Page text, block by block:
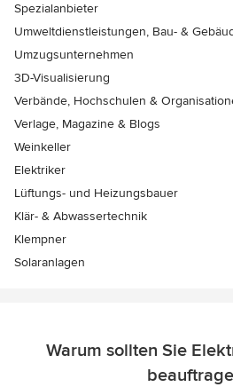
Spezialanbieter
Umweltdienstleistungen, Bau- &
Umzugsunternehmen
3D-Visualisierung
Verbände, Hochschulen &
Verlage, Magazine & Blogs
Weinkeller
Elektriker
Lüftungs- und Heizungsbauer
Klär- & Abwassertechnik
Klempner
Solaranlagen
Warum sollten Sie